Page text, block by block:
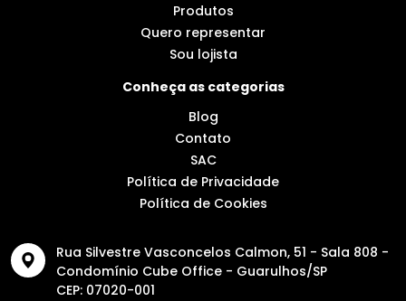
Produtos
Quero representar
Sou lojista
Conheça as categorias
Blog
Contato
SAC
Política de Privacidade
Política de Cookies
Rua Silvestre Vasconcelos Calmon, 51 - Sala 808 -
Condomínio Cube Office - Guarulhos/SP
CEP: 07020-001